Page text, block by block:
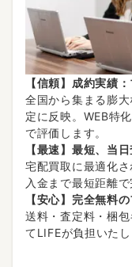
【信頼】成約実績
全国から集まる膨
定に反映。WEB特
で評価します。
【最速】最短、当
宅配買取に最適化
入金まで最短距離で
【安心】完全無料
送料・査定料・梱
てLIFEが負担いたし